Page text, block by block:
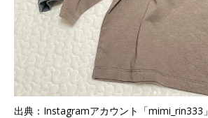
出典：Instagramアカウント「mimi_rin333」